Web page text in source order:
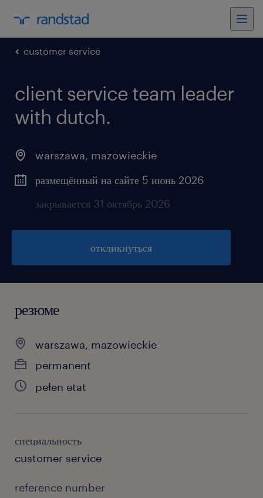
customer service
client service team leader
with dutch.
warszawa, mazowieckie
размещённый на сайте 5 июнь 2026
закрывается 31 октябрь 2026
откликнуться
резюме
warszawa, mazowieckie
permanent
pełen etat
специальность
customer service
reference number